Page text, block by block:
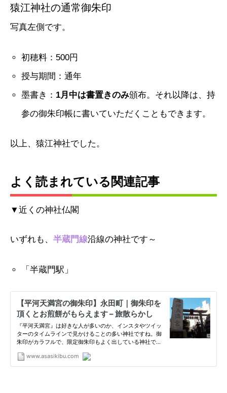
猿江神社の通常御朱印
写真左側です。
初穂料：500円
授与期間：通年
墨書き： 1月中は書置きのみ頒布。それ以降は、持
参の御朱印帳に書いていただくこともできます。
以上、猿江神社でした。
よく読まれている関連記事
▼近くの神社仏閣
いずれも、 半蔵門線沿線の神社です～
「半蔵門駅」